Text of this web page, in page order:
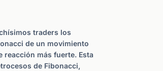
traders los
de un movimiento
más fuerte. Esta
de Fibonacci,